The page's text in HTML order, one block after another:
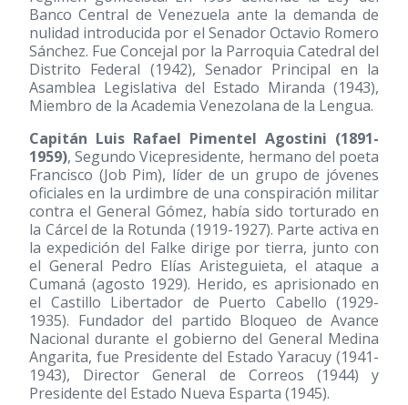
Banco Central de Venezuela ante la demanda de
nulidad introducida por el Senador Octavio Romero
Sánchez. Fue Concejal por la Parroquia Catedral del
Distrito Federal (1942), Senador Principal en la
Asamblea Legislativa del Estado Miranda (1943),
Miembro de la Academia Venezolana de la Lengua.
Capitán Luis Rafael Pimentel Agostini (1891-
1959), Segundo Vicepresidente, hermano del poeta
Francisco (Job Pim), líder de un grupo de jóvenes
oficiales en la urdimbre de una conspiración militar
contra el General Gómez, había sido torturado en
la Cárcel de la Rotunda (1919-1927). Parte activa en
la expedición del Falke dirige por tierra, junto con
el General Pedro Elías Aristeguieta, el ataque a
Cumaná (agosto 1929). Herido, es aprisionado en
el Castillo Libertador de Puerto Cabello (1929-
1935). Fundador del partido Bloqueo de Avance
Nacional durante el gobierno del General Medina
Angarita, fue Presidente del Estado Yaracuy (1941-
1943), Director General de Correos (1944) y
Presidente del Estado Nueva Esparta (1945).